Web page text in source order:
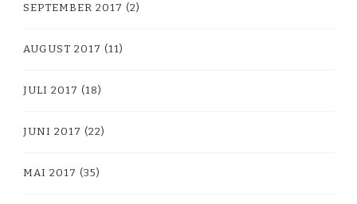
SEPTEMBER 2017 (2)
AUGUST 2017 (11)
JULI 2017 (18)
JUNI 2017 (22)
MAI 2017 (35)